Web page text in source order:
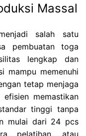
Massal
salah satu
pembuatan toga
lengkap dan
mampu memenuhi
tetap menjaga
memastikan
tinggi tanpa
mulai dari 24 pcs
pelatihan, atau